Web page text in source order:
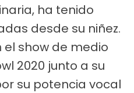
ha tenido
desde su niñez.
show de medio
2020 junto a su
su potencia vocal